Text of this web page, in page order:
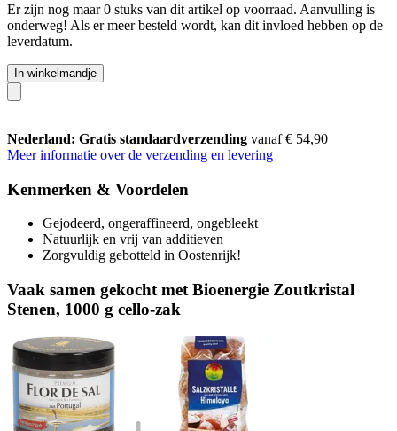
Er zijn nog maar 0 stuks van dit artikel op voorraad. Aanvulling is
onderweg! Als er meer besteld wordt, kan dit invloed hebben op de
leverdatum.
In winkelmandje
Nederland: Gratis standaardverzending vanaf € 54,90
Meer informatie over de verzending en levering
Kenmerken & Voordelen
Gejodeerd, ongeraffineerd, ongebleekt
Natuurlijk en vrij van additieven
Zorgvuldig gebotteld in Oostenrijk!
Vaak samen gekocht met Bioenergie Zoutkristal
Stenen, 1000 g cello-zak